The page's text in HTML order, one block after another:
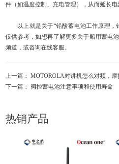
件（如温度控制、充电管理），从而延长电
以上就是关于“铅酸蓄电池工作原理，
仅供参考，如想再了解更多关于船用蓄电
频道，或咨询在线客服。
上一篇：MOTOROLA对讲机怎么对频，
下一篇： 阀控蓄电池注意事项和使用寿命
热销产品